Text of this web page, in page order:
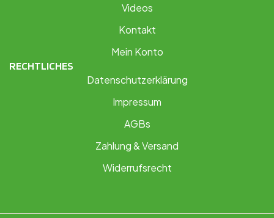
Videos
Kontakt
Mein Konto
RECHTLICHES
Datenschutzerklärung
Impressum
AGBs
Zahlung & Versand
Widerrufsrecht